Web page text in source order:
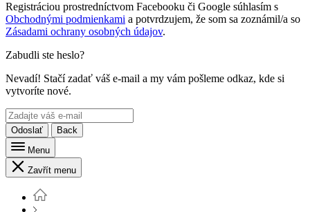
Registráciou prostredníctvom Facebooku či Google súhlasím s
Obchodnými podmienkami a potvrdzujem, že som sa zoznámil/a so
Zásadami ochrany osobných údajov.
Zabudli ste heslo?
Nevadí! Stačí zadať váš e-mail a my vám pošleme odkaz, kde si
vytvoríte nové.
Odoslať
Back
Menu
Zavřít menu